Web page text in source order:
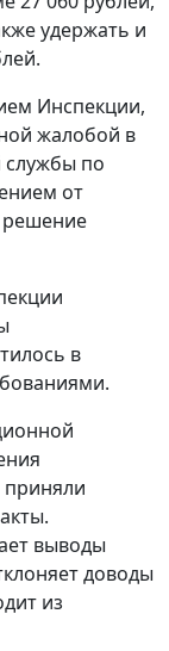
удержать и
Инспекции,
жалобой в
службы по
от
решение
в
выводы
доводы
из